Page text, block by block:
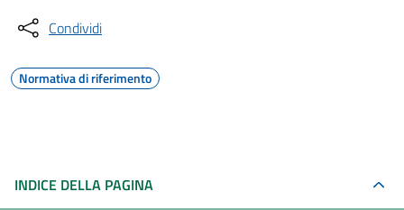
Condividi
Normativa di riferimento
INDICE DELLA PAGINA